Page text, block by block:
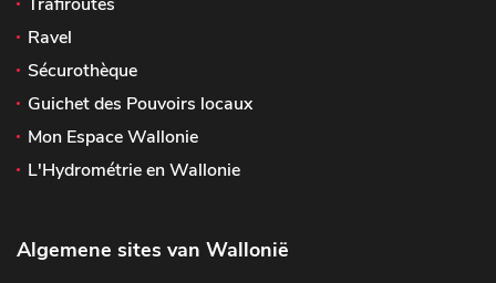
Ravel
Sécurothèque
Guichet des Pouvoirs locaux
Mon Espace Wallonie
L'Hydrométrie en Wallonie
Algemene sites van Wallonië